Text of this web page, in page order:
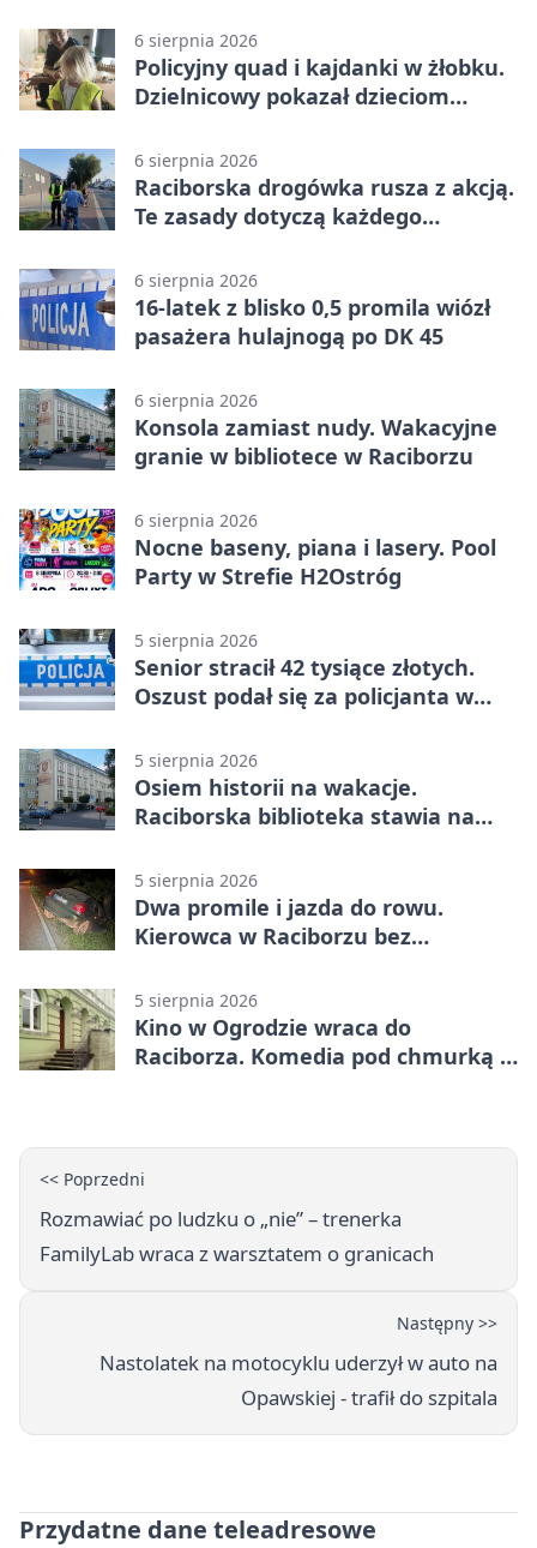
6 sierpnia 2026
Policyjny quad i kajdanki w żłobku.
Dzielnicowy pokazał dzieciom
6 sierpnia 2026
Raciborska drogówka rusza z akcją.
Te zasady dotyczą każdego
6 sierpnia 2026
16-latek z blisko 0,5 promila wiózł
pasażera hulajnogą po DK 45
6 sierpnia 2026
Konsola zamiast nudy. Wakacyjne
granie w bibliotece w Raciborzu
6 sierpnia 2026
Nocne baseny, piana i lasery. Pool
Party w Strefie H2Ostróg
5 sierpnia 2026
Senior stracił 42 tysiące złotych.
Oszust podał się za policjanta w
5 sierpnia 2026
Osiem historii na wakacje.
Raciborska biblioteka stawia na
5 sierpnia 2026
Dwa promile i jazda do rowu.
Kierowca w Raciborzu bez
5 sierpnia 2026
Kino w Ogrodzie wraca do
Raciborza. Komedia pod chmurką w
<< Poprzedni
Rozmawiać po ludzku o „nie” – trenerka
FamilyLab wraca z warsztatem o granicach
Następny >>
Nastolatek na motocyklu uderzył w auto na
Opawskiej - trafił do szpitala
Przydatne dane teleadresowe